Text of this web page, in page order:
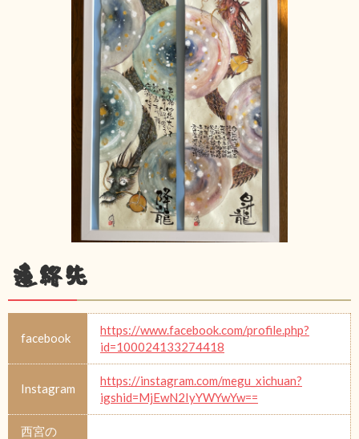
連絡先
facebook
https://www.facebook.com/profile.php?
id=100024133274418
Instagram
https://instagram.com/megu_xichuan?
igshid=MjEwN2IyYWYwYw==
西宮の